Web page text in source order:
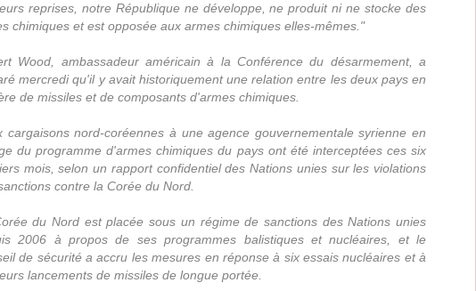
reprises, notre République ne développe, ne produit ni ne stocke des
chimiques et est opposée aux armes chimiques elles-mêmes."
Wood, ambassadeur américain à la Conférence du désarmement, a
mercredi qu'il y avait historiquement une relation entre les deux pays en
de missiles et de composants d'armes chimiques.
cargaisons nord-coréennes à une agence gouvernementale syrienne en
du programme d'armes chimiques du pays ont été interceptées ces six
mois, selon un rapport confidentiel des Nations unies sur les violations
contre la Corée du Nord.
du Nord est placée sous un régime de sanctions des Nations unies
2006 à propos de ses programmes balistiques et nucléaires, et le
de sécurité a accru les mesures en réponse à six essais nucléaires et à
lancements de missiles de longue portée.